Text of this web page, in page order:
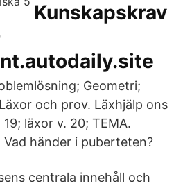
Kunskapskrav
Geometri;
och prov. Läxhjälp ons
läxor v. 20; TEMA.
händer i puberteten?
centrala innehåll och